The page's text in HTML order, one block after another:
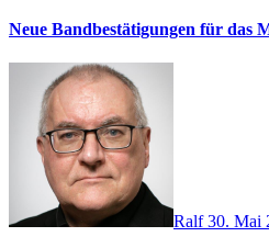
Neue Bandbestätigungen für das
Ralf30. Mai